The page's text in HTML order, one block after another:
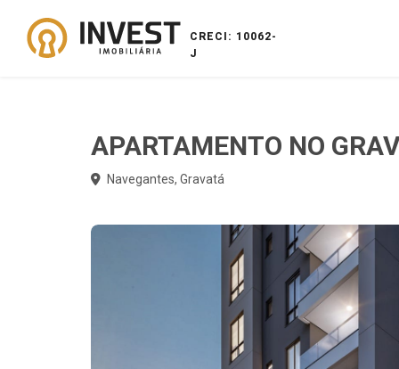
CRECI: 10062-
J
APARTAMENTO NO
Navegantes, Gravatá